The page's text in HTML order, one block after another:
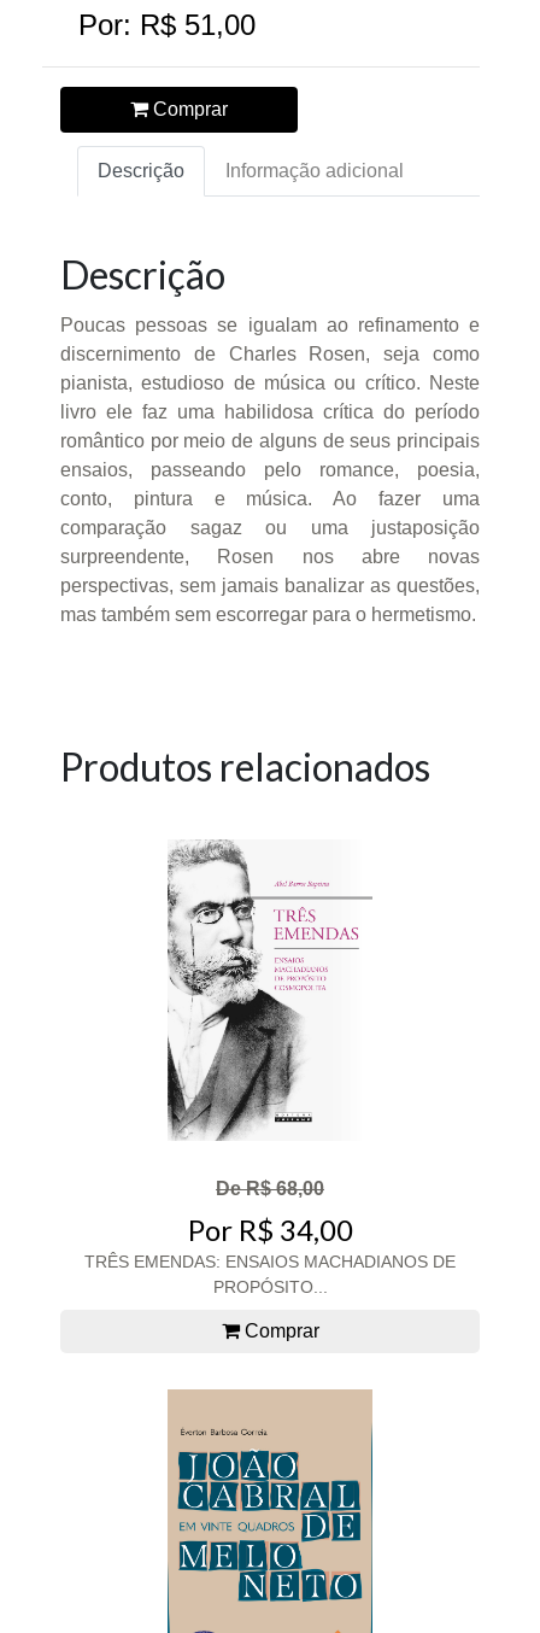
Por: R$ 51,00
Comprar
Descrição Informação adicional
Descrição
Poucas pessoas se igualam ao refinamento e
discernimento de Charles Rosen, seja como
pianista, estudioso de música ou crítico. Neste
livro ele faz uma habilidosa crítica do período
romântico por meio de alguns de seus principais
ensaios, passeando pelo romance, poesia,
conto, pintura e música. Ao fazer uma
comparação sagaz ou uma justaposição
surpreendente, Rosen nos abre novas
perspectivas, sem jamais banalizar as questões,
mas também sem escorregar para o hermetismo.
Produtos relacionados
De R$ 68,00
Por R$ 34,00
TRÊS EMENDAS: ENSAIOS MACHADIANOS DE
PROPÓSITO...
Comprar